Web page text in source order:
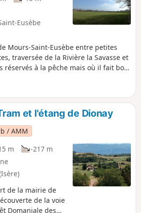
Eusèbe
Mours-Saint-Eusèbe entre petites
traversée de la Rivière la Savasse et
réservés à la pêche mais où il fait bon
et l'étang de Dionay
/ AMM
m
-217 m
de la mairie de
de la voie
Domaniale des